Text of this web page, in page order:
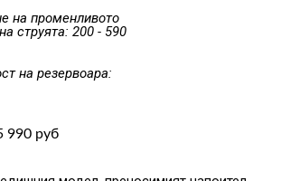
на променливото
струята: 200 - 590
на резервоара:
990 руб